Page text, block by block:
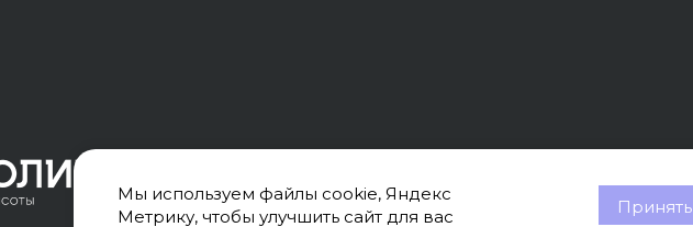
Мы используем файлы cookie, Яндекс
Метрику, чтобы улучшить сайт для вас
Принять